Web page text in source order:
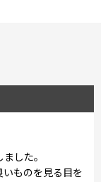
した。
ものを見る目を